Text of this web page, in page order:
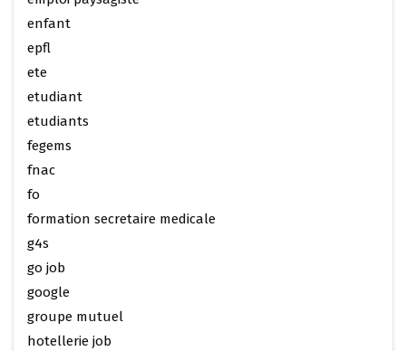
enfant
epfl
ete
etudiant
etudiants
fegems
fnac
fo
formation secretaire medicale
g4s
go job
google
groupe mutuel
hotellerie job